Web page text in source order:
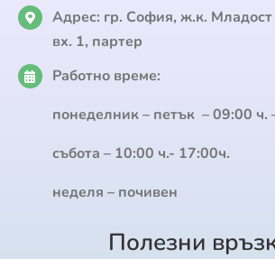
Адрес: гр. София, ж.к.
вх. 1, партер
Работно време:
понеделник – петък – 09:00 ч.
събота – 10:00 ч.- 17:00ч.
неделя – почивен
Полезни